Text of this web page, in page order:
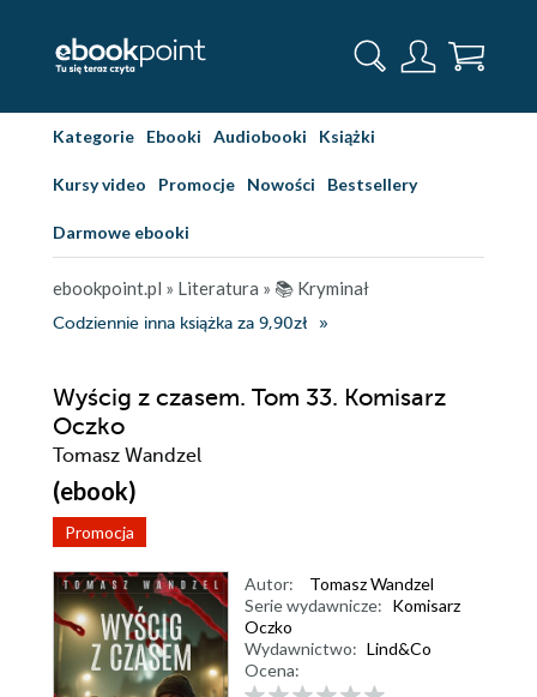
Kategorie Ebooki Audiobooki Książki
Kursy video Promocje Nowości Bestsellery
Darmowe ebooki
ebookpoint.pl » Literatura » 📚 Kryminał
Codziennie inna książka za 9,90zł
Wyścig z czasem. Tom 33. Komisarz
Oczko
Tomasz Wandzel
(ebook)
Promocja
Autor:
Tomasz Wandzel
Serie wydawnicze: Komisarz
Oczko
Wydawnictwo: Lind&Co
Ocena: